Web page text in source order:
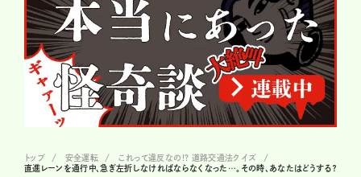
トップ 安全運転
これって違反なの!? 道路交通法クイズ
直進レーンを通行中、急ぎ左折しなければならなくなった…。その時、あなたはどうする？